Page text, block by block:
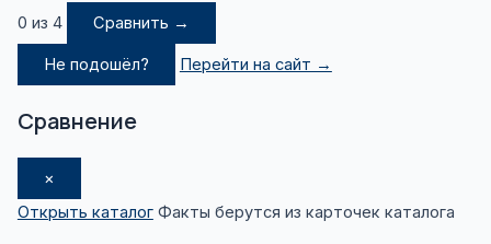
0 из 4
Сравнить →
Не подошёл? Перейти на сайт →
Сравнение
×
Открыть каталог Факты берутся из карточек каталога